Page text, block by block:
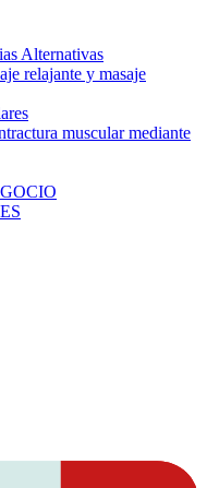
Alternativas
relajante y masaje
muscular mediante